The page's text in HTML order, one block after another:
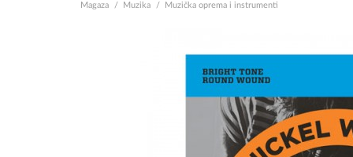
Magaza Muzika Muzička oprema i instrumenti